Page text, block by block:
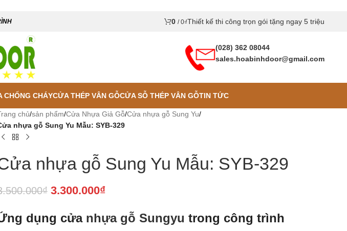
0 / 0₫Thiết kế thi công trọn gói tặng ngay 5 triệu
(028) 362 08044
sales.hoabinhdoor@gmail.com
CHỐNG CHÁYCỬA THÉP VÂN GỖCỬA SỖ THÉP VÂN GỖTIN TỨC
chủ/sản phẩm/Cửa Nhựa Giả Gỗ/Cửa nhựa gỗ Sung Yu/
nhựa gỗ Sung Yu Mẫu: SYB-329
nhựa gỗ Sung Yu Mẫu: SYB-329
₫ 3.300.000₫
dụng cửa nhựa gỗ Sungyu trong công trình